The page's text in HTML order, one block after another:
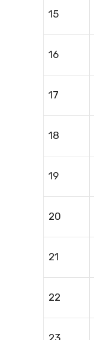
15
16
17
18
19
20
21
22